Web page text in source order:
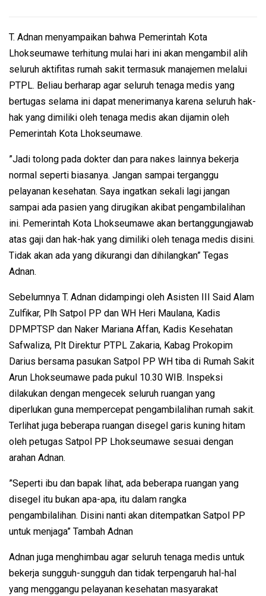
T. Adnan menyampaikan bahwa Pemerintah Kota
Lhokseumawe terhitung mulai hari ini akan mengambil alih
seluruh aktifitas rumah sakit termasuk manajemen melalui
PTPL. Beliau berharap agar seluruh tenaga medis yang
bertugas selama ini dapat menerimanya karena seluruh hak-
hak yang dimiliki oleh tenaga medis akan dijamin oleh
Pemerintah Kota Lhokseumawe.
”Jadi tolong pada dokter dan para nakes lainnya bekerja
normal seperti biasanya. Jangan sampai terganggu
pelayanan kesehatan. Saya ingatkan sekali lagi jangan
sampai ada pasien yang dirugikan akibat pengambilalihan
ini. Pemerintah Kota Lhokseumawe akan bertanggungjawab
atas gaji dan hak-hak yang dimiliki oleh tenaga medis disini.
Tidak akan ada yang dikurangi dan dihilangkan” Tegas
Adnan.
Sebelumnya T. Adnan didampingi oleh Asisten III Said Alam
Zulfikar, Plh Satpol PP dan WH Heri Maulana, Kadis
DPMPTSP dan Naker Mariana Affan, Kadis Kesehatan
Safwaliza, Plt Direktur PTPL Zakaria, Kabag Prokopim
Darius bersama pasukan Satpol PP WH tiba di Rumah Sakit
Arun Lhokseumawe pada pukul 10.30 WIB. Inspeksi
dilakukan dengan mengecek seluruh ruangan yang
diperlukan guna mempercepat pengambilalihan rumah sakit.
Terlihat juga beberapa ruangan disegel garis kuning hitam
oleh petugas Satpol PP Lhokseumawe sesuai dengan
arahan Adnan.
”Seperti ibu dan bapak lihat, ada beberapa ruangan yang
disegel itu bukan apa-apa, itu dalam rangka
pengambilalihan. Disini nanti akan ditempatkan Satpol PP
untuk menjaga” Tambah Adnan
Adnan juga menghimbau agar seluruh tenaga medis untuk
bekerja sungguh-sungguh dan tidak terpengaruh hal-hal
yang menggangu pelayanan kesehatan masyarakat